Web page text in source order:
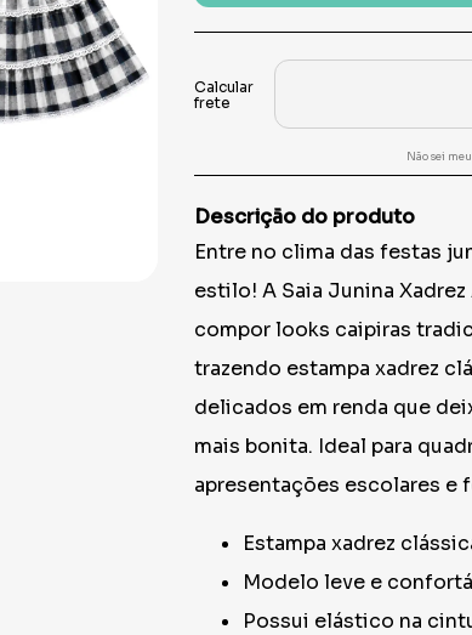
Não sei
Descrição do produto
Entre no clima das festas
estilo! A Saia Junina
compor looks caipiras
trazendo estampa xadrez
delicados em renda que
mais bonita. Ideal para
apresentações escolares e
Estampa xadrez
Modelo leve e
Possui elástico na